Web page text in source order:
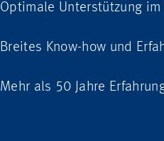
Optimale Unterstützung
Breites Know-how und
Mehr als 50 Jahre